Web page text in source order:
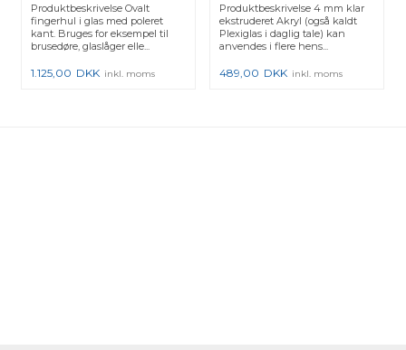
Produktbeskrivelse Ovalt
fingerhul i glas med poleret
kant. Bruges for eksempel til
brusedøre, glaslåger elle...
1.125,00 DKK inkl. moms
Produktbeskrivelse 4 mm klar
ekstruderet Akryl (også kaldt
Plexiglas i daglig tale) kan
anvendes i flere hens...
489,00 DKK inkl. moms